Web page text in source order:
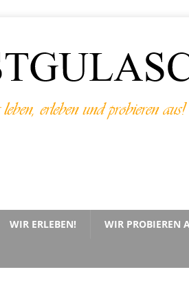
WIR ERLEBEN! WIR PROBIEREN